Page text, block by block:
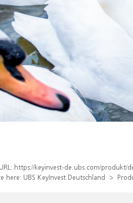
https://keyinvest-de.ubs.com/produkt/
here: UBS KeyInvest Deutschland